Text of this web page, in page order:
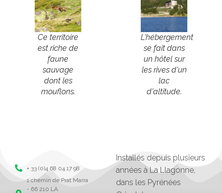
Ce territoire
est riche de
faune
sauvage
dont les
mouflons.
L'hébergement
se fait dans
un hôtel sur
les rives d'un
lac
d'altitude.
+ 33 (0)4 68 04 17 98
1 chemin de Prat Marra
- 66 210 LA
Installés depuis plusieurs
années à La Llagonne,
dans les Pyrénées